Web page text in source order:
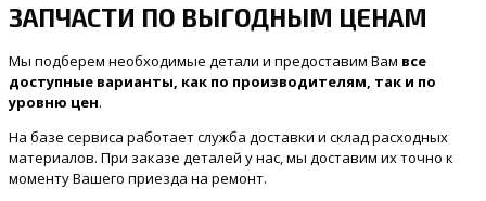
ЗАПЧАСТИ ПО ВЫГОДНЫМ ЦЕНАМ
Мы подберем необходимые детали и предоставим Вам все
доступные варианты, как по производителям, так и по
уровню цен.
На базе сервиса работает служба доставки и склад расходных
материалов. При заказе деталей у нас, мы доставим их точно к
моменту Вашего приезда на ремонт.